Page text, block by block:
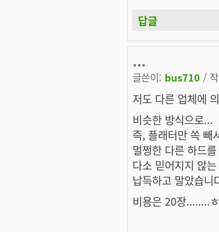
답글
...
글쓴이: bus710 /
저도 다른 업체에
비슷한 방식으로...
즉, 플래터만 쏙 빼
멀쩡한 다른 하드
다소 믿어지지 않
납득하고 말았습니
비용은 20장........